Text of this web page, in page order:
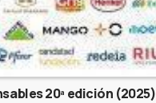
20ª edición (2025)